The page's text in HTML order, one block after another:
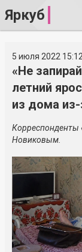
Яркуб
5 июля 2022 15:12
«Не
летний
из дома из-
Корреспонденты
Новиковым.